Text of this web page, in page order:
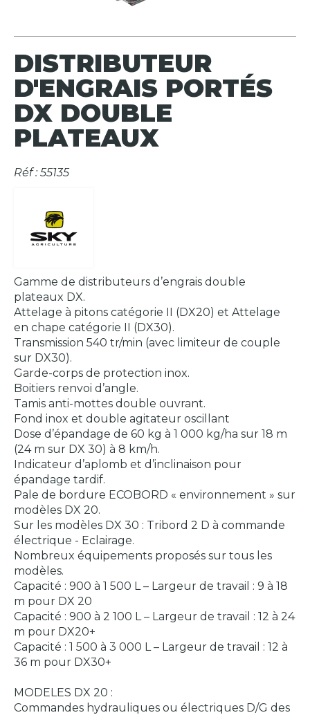
DISTRIBUTEUR
D'ENGRAIS PORTÉS
DX DOUBLE
PLATEAUX
Réf : 55135
Gamme de distributeurs d’engrais double
plateaux DX.
Attelage à pitons catégorie II (DX20) et Attelage
en chape catégorie II (DX30).
Transmission 540 tr/min (avec limiteur de couple
sur DX30).
Garde-corps de protection inox.
Boitiers renvoi d’angle.
Tamis anti-mottes double ouvrant.
Fond inox et double agitateur oscillant
Dose d’épandage de 60 kg à 1 000 kg/ha sur 18 m
(24 m sur DX 30) à 8 km/h.
Indicateur d’aplomb et d’inclinaison pour
épandage tardif.
Pale de bordure ECOBORD « environnement » sur
modèles DX 20.
Sur les modèles DX 30 : Tribord 2 D à commande
électrique - Eclairage.
Nombreux équipements proposés sur tous les
modèles.
Capacité : 900 à 1 500 L – Largeur de travail : 9 à 18
m pour DX 20
Capacité : 900 à 2 100 L – Largeur de travail : 12 à 24
m pour DX20+
Capacité : 1 500 à 3 000 L – Largeur de travail : 12 à
36 m pour DX30+
MODELES DX 20 :
Commandes hydrauliques ou électriques D/G des